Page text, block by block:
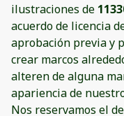
ilustraciones de
acuerdo de licencia
aprobación previa y
crear marcos
alteren de alguna
apariencia de
Nos reservamos el